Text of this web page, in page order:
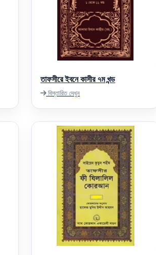
তাফসীরে ইবনে কাসীর ৭ম খন্ড
বিস্তারিত দেখুন